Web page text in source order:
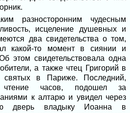
разносторонним чудесным
исцеление душевных и
два свидетельства о том,
какой-то момент в сиянии и
этом свидетельствовала одна
а также чтец Григорий в
святых в Париже. Последний,
чтение часов, подошел за
к алтарю и увидел через
дверь владыку Иоанна в